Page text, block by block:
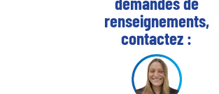
renseignements,
contactez :